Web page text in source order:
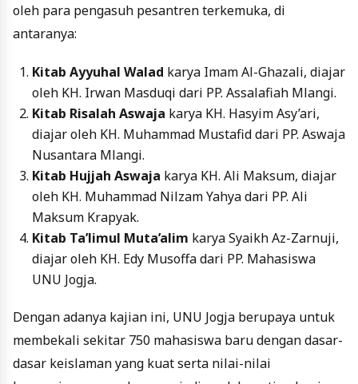
oleh para pengasuh pesantren terkemuka, di
antaranya:
Kitab Ayyuhal Walad karya Imam Al-Ghazali, diajar
oleh KH. Irwan Masduqi dari PP. Assalafiah Mlangi.
Kitab Risalah Aswaja karya KH. Hasyim Asy’ari,
diajar oleh KH. Muhammad Mustafid dari PP. Aswaja
Nusantara Mlangi.
Kitab Hujjah Aswaja karya KH. Ali Maksum, diajar
oleh KH. Muhammad Nilzam Yahya dari PP. Ali
Maksum Krapyak.
Kitab Ta’limul Muta’alim karya Syaikh Az-Zarnuji,
diajar oleh KH. Edy Musoffa dari PP. Mahasiswa
UNU Jogja.
Dengan adanya kajian ini, UNU Jogja berupaya untuk
membekali sekitar 750 mahasiswa baru dengan dasar-
dasar keislaman yang kuat serta nilai-nilai